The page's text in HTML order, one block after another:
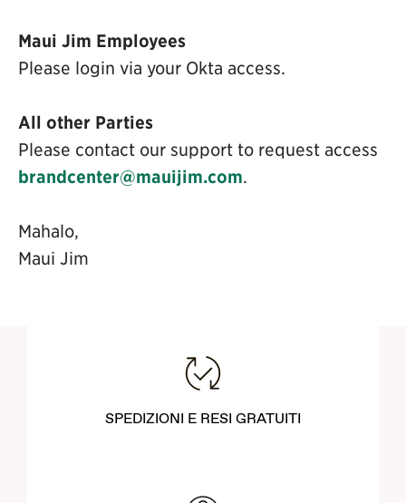
Maui Jim Employees
Please login via your Okta access.
All other Parties
Please contact our support to request access
brandcenter@mauijim.com.
Mahalo,
Maui Jim
SPEDIZIONI E RESI GRATUITI